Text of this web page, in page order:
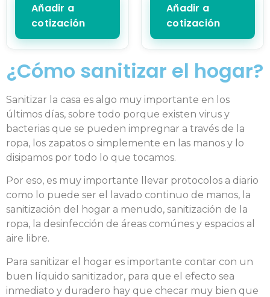
Añadir a
cotización
Añadir a
cotización
¿Cómo sanitizar el hogar?
Sanitizar la casa es algo muy importante en los
últimos días, sobre todo porque existen virus y
bacterias que se pueden impregnar a través de la
ropa, los zapatos o simplemente en las manos y lo
disipamos por todo lo que tocamos.
Por eso, es muy importante llevar protocolos a diario
como lo puede ser el lavado continuo de manos, la
sanitización del hogar a menudo, sanitización de la
ropa, la desinfección de áreas comúnes y espacios al
aire libre.
Para sanitizar el hogar es importante contar con un
buen líquido sanitizador, para que el efecto sea
inmediato y duradero hay que checar muy bien que